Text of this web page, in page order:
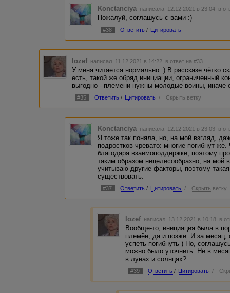
Konctanciya написала 12.12.2021 в 23:04 в
Пожалуй, соглашусь с вами :)
#38 Ответить / Цитировать
Iozef написал 11.12.2021 в 14:22 в ответ на #33
У меня читается нормально :) В рассказе чётко
есть, такой же обряд инициации, ограниченный
выгодно - племени нужны молодые воины, иначе
#35 Ответить / Цитировать / Скрыть ветку
Konctanciya написала 12.12.2021 в 23:03 в
Я тоже так поняла, но, на мой взгляд,
подростков чревато: многие погибнут
благодаря взаимоподдержке, поэтому
таким образом нецелесообразно, на
учитываю другие факторы, поэтому
существовать.
#37 Ответить / Цитировать / Скрыть ветку
Iozef написал 13.12.2021 в 10:18 в
Вообще-то, инициация была в
племён, да и позже. И за
успеть погибнуть ) Но,
можно было уточнить. Не в
в лунах и солнцах?
#39 Ответить / Цитировать /